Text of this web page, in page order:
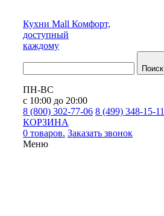
Кухни Mall Комфорт,
доступный
каждому
Поиск
ПН-ВС
с 10:00 до 20:00
8 (800) 302-77-06 8 (499) 348-15-11
КОРЗИНА
0 товаров. Заказать звонок
Меню